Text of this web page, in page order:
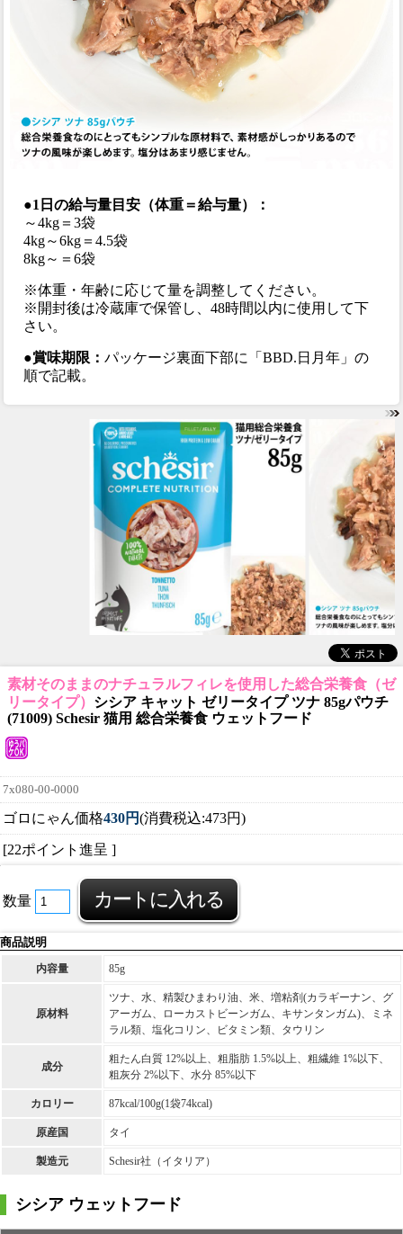
●1日の給与量目安（体重＝給与量）：
～4kg＝3袋
4kg～6kg＝4.5袋
8kg～＝6袋
※体重・年齢に応じて量を調整してください。
※開封後は冷蔵庫で保管し、48時間以内に使用して下
さい。
●賞味期限：パッケージ裏面下部に「BBD.日月年」の
順で記載。
素材そのままのナチュラルフィレを使用した総合栄養食（ゼ
リータイプ） シシア キャット ゼリータイプ ツナ 85gパウチ
(71009) Schesir 猫用 総合栄養食 ウェットフード
7x080-00-0000
ゴロにゃん価格430円(消費税込:473円)
[22ポイント進呈 ]
数量
商品説明
内容量 85g
原材料
ツナ、水、精製ひまわり油、米、増粘剤(カラギーナン、グ
アーガム、ローカストビーンガム、キサンタンガム)、ミネ
ラル類、塩化コリン、ビタミン類、タウリン
成分
粗たん白質 12%以上、粗脂肪 1.5%以上、粗繊維 1%以下、
粗灰分 2%以下、水分 85%以下
カロリー 87kcal/100g(1袋74kcal)
原産国 タイ
製造元 Schesir社（イタリア）
シシア ウェットフード